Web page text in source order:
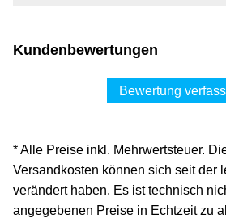
Kundenbewertungen
Bewertung
* Alle Preise inkl. Mehrwertsteuer.
Versandkosten können sich seit der
verändert haben. Es ist technisch
angegebenen Preise in Echtzeit zu